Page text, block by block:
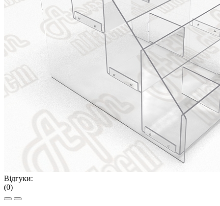
Відгуки:
(0)